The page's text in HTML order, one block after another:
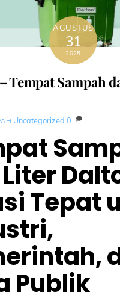
AGUSTUS
31
2025
Tempat Sampah
Uncategorized 0
Tepat
Publik